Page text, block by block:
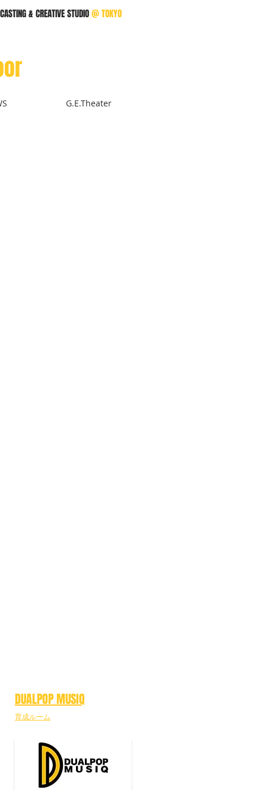
& CREATIVE STUDIO@TOKYO
G.E.Theater
DUALPOP MUSIQ
育成ルーム